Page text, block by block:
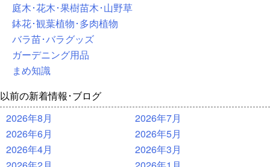
庭木･花木･果樹苗木･山野草
鉢花･観葉植物･多肉植物
バラ苗･バラグッズ
ガーデニング用品
まめ知識
以前の新着情報･ブログ
2026年8月
2026年7月
2026年6月
2026年5月
2026年4月
2026年3月